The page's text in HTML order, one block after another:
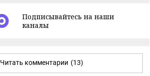
Подписывайтесь на наши
каналы
Читать комментарии (13)